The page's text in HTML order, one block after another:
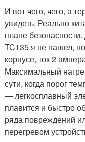
И вот чего, чего, а
увидеть. Реально
плане
TC135 я не нашел,
корпусе, ток 2
Максимальный
сути, когда порог
— легкосплавный
плавится и быстро
ряда повреждений
перегревом